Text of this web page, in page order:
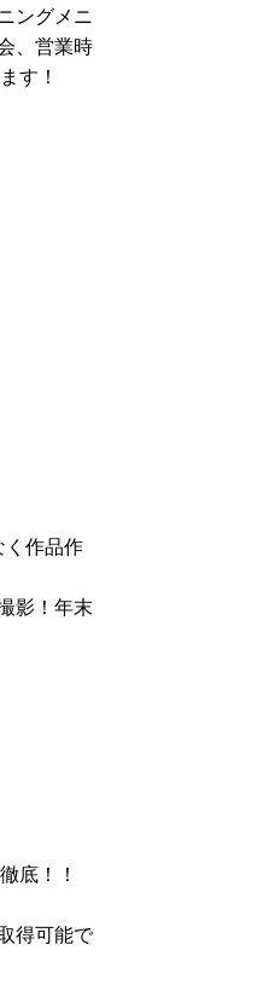
ングメニ
、営業時
す！
作品作
影！年末
底！！
得可能で